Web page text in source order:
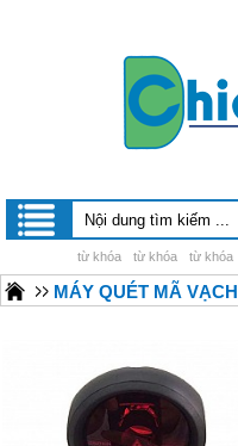
từ khóa từ khóa từ khóa
MÁY QUÉT MÃ VẠCH